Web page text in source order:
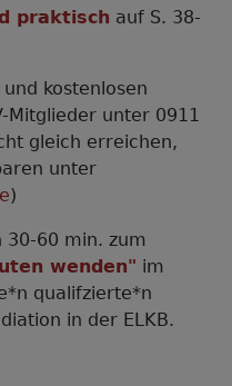
praktisch auf S. 38-
kostenlosen
Mitglieder unter 0911
gleich erreichen,
unter
)
30-60 min. zum
wenden" im
qualifzierte*n
in der ELKB.